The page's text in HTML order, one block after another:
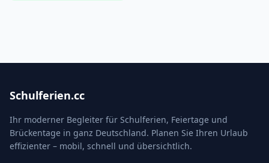
Schulferien.cc
Ihr moderner Begleiter für Schulferien, Feiertage und
Brückentage in ganz Deutschland. Planen Sie Ihren Urlaub
effizienter – mobil, schnell und übersichtlich.